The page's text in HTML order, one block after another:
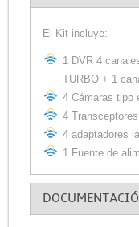
El Kit incluye:
1 DVR 4
TURBO + 1
4 Cámaras tipo
4
4 adaptadores
1 Fuente de